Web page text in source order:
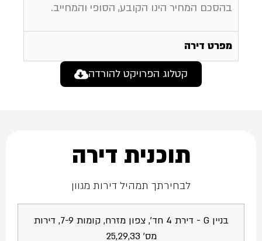
בהסכם המחיר הינו הקובע, הסופי והמחייב.
מפרט דירה
קטלוג הפרויקט להורדה
תוכנית דירה
לבחירתך תמהיל דירות מגוון
בניין G - דירת 4 חד', צפון מזרח, קומות 7-9, דירות
מס' 25,29,33